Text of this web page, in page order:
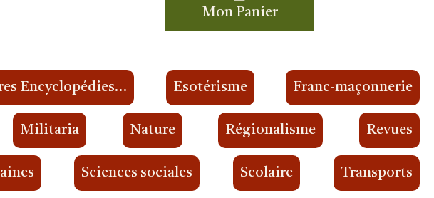
Mon Panier
Encyclopédies… Esotérisme Franc-maçonnerie
Militaria Nature Régionalisme Revues
Sciences sociales Scolaire Transports